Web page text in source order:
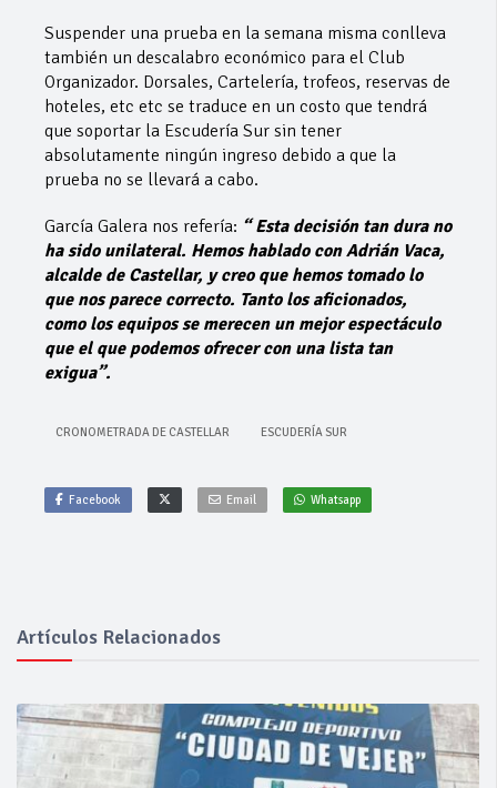
Suspender una prueba en la semana misma conlleva
también un descalabro económico para el Club
Organizador. Dorsales, Cartelería, trofeos, reservas de
hoteles, etc etc se traduce en un costo que tendrá
que soportar la Escudería Sur sin tener
absolutamente ningún ingreso debido a que la
prueba no se llevará a cabo.
García Galera nos refería: “ Esta decisión tan dura no
ha sido unilateral. Hemos hablado con Adrián Vaca,
alcalde de Castellar, y creo que hemos tomado lo
que nos parece correcto. Tanto los aficionados,
como los equipos se merecen un mejor espectáculo
que el que podemos ofrecer con una lista tan
exigua”.
CRONOMETRADA DE CASTELLAR ESCUDERÍA SUR
Facebook Email Whatsapp
Artículos Relacionados